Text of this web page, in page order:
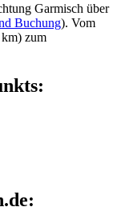
Garmisch über
Buchung). Vom
zum